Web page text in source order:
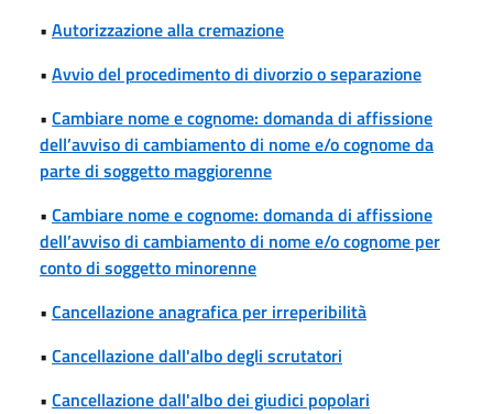
• Autorizzazione alla cremazione
• Avvio del procedimento di divorzio o separazione
• Cambiare nome e cognome: domanda di affissione
dell’avviso di cambiamento di nome e/o cognome da
parte di soggetto maggiorenne
• Cambiare nome e cognome: domanda di affissione
dell’avviso di cambiamento di nome e/o cognome per
conto di soggetto minorenne
• Cancellazione anagrafica per irreperibilità
• Cancellazione dall'albo degli scrutatori
• Cancellazione dall'albo dei giudici popolari